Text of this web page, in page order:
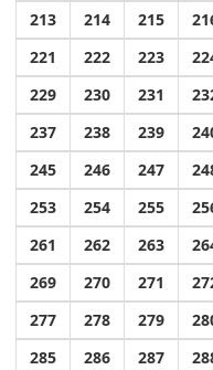
213
214 215
221
222 223
229
230 231
237
238 239
245
246 247
253
254 255
261
262 263
269
270 271
277
278 279
285
286 287